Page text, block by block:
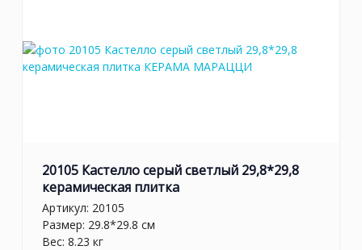
20105 Кастелло серый светлый 29,8*29,8
керамическая плитка
Артикул: 20105
Размер: 29.8*29.8 см
Вес: 8.23 кг